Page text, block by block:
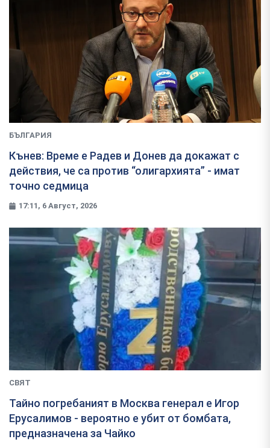
БЪЛГАРИЯ
Кънев: Време е Радев и Донев да докажат с
действия, че са против “олигархията” - имат
точно седмица
17:11, 6 Август, 2026
СВЯТ
Тайно погребаният в Москва генерал е Игор
Ерусалимов - вероятно е убит от бомбата,
предназначена за Чайко